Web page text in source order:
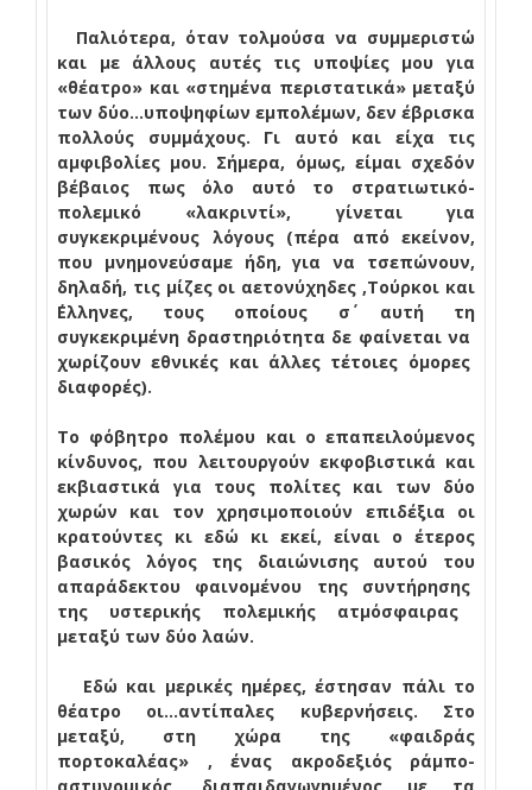
Παλιότερα, όταν τολμούσα να συμμεριστώ
και με άλλους αυτές τις υποψίες μου για
«θέατρο» και «στημένα περιστατικά» μεταξύ
των δύο…υποψηφίων εμπολέμων, δεν έβρισκα
πολλούς συμμάχους. Γι αυτό και είχα τις
αμφιβολίες μου. Σήμερα, όμως, είμαι σχεδόν
βέβαιος πως όλο αυτό το στρατιωτικό-
πολεμικό «λακριντί», γίνεται για
συγκεκριμένους λόγους (πέρα από εκείνον,
που μνημονεύσαμε ήδη, για να τσεπώνουν,
δηλαδή, τις μίζες οι αετονύχηδες ,Τούρκοι και
΄Ελληνες, τους οποίους σ΄ αυτή τη
συγκεκριμένη δραστηριότητα δε φαίνεται να
χωρίζουν εθνικές και άλλες τέτοιες όμορες
διαφορές).
Το φόβητρο πολέμου και ο επαπειλούμενος
κίνδυνος, που λειτουργούν εκφοβιστικά και
εκβιαστικά για τους πολίτες και των δύο
χωρών και τον χρησιμοποιούν επιδέξια οι
κρατούντες κι εδώ κι εκεί, είναι ο έτερος
βασικός λόγος της διαιώνισης αυτού του
απαράδεκτου φαινομένου της συντήρησης
της υστερικής πολεμικής ατμόσφαιρας
μεταξύ των δύο λαών.
Εδώ και μερικές ημέρες, έστησαν πάλι το
θέατρο οι…αντίπαλες κυβερνήσεις. Στο
μεταξύ, στη χώρα της «φαιδράς
πορτοκαλέας» , ένας ακροδεξιός ράμπο-
αστυνομικός, διαπαιδαγωγημένος με τα